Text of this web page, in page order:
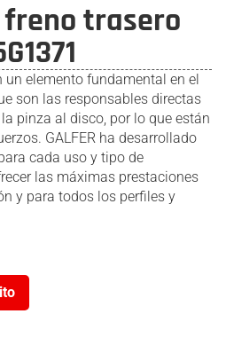
trasero
elemento fundamental en el
son las responsables directas
pinza al disco, por lo que están
GALFER ha desarrollado
cada uso y tipo de
las máximas prestaciones
y para todos los perfiles y